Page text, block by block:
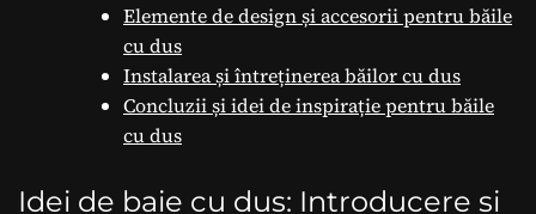
Elemente de design și accesorii pentru băile
cu dus
Instalarea și întreținerea băilor cu dus
Concluzii și idei de inspirație pentru băile
cu dus
Idei de baie cu dus: Introducere și